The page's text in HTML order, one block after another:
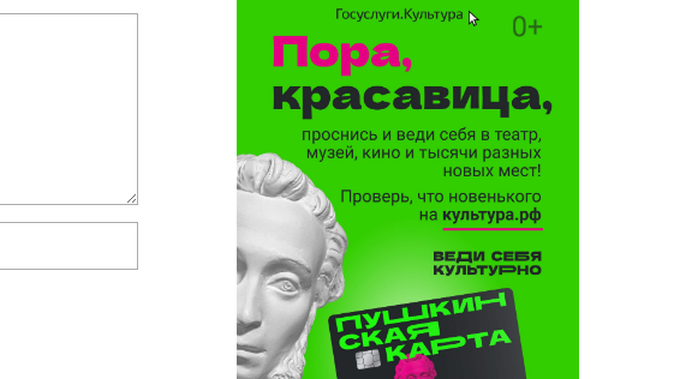
тупланган. Исемлекне ел
саен яңартып торачаклар.
Лаеклыларга исә махсус
таныклык та бирәчәкләр.